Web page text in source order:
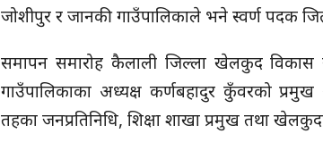
जोशीपुर र जानकी गाउँपालिकाले भने स्वर्ण पदक
समापन समारोह कैलाली जिल्ला खेलकुद विकास
गाउँपालिकाका अध्यक्ष कर्णबहादुर कुँवरको प्रमुख
तहका जनप्रतिनिधि, शिक्षा शाखा प्रमुख तथा